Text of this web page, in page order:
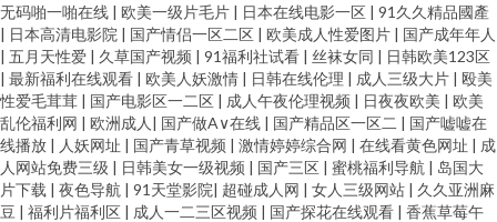
无码啪一啪在线 | 欧美一级片毛片 | 日本在线电影一区 | 91久久精品國產
| 日本高清电影院 | 国产情侣一区二区 | 欧美成人性爱图片 | 国产成年年人
| 五月天性爱 | 久草国产视频 | 91福利社试看 | 丝袜女同 | 日韩欧美123区
| 最新福利在线观看 | 欧美人妖激情 | 日韩在线伦理 | 成人三级大片 | 殴美
性爱毛茸茸 | 国产电影区一二区 | 成人午夜伦理视频 | 日夜夜欧美 | 欧美
乱伦福利网 | 欧洲成人 | 国产做A∨在线 | 国产精品区一区二 | 国产嘘嘘在
线播放 | 人妖网址 | 国产青草视频 | 激情婷婷综合网 | 在线看黄色网址 | 成
人网站免费三级 | 日韩美女一级视频 | 国产三区 | 蜜桃福利导航 | 岛国大
片下载 | 夜色导航 | 91天堂影院| 超碰成人网 | 女人三级网站 | 久久亚洲麻
豆 | 福利片福利区 | 成人一二三区视频 | 国产探花在线观看 | 香蕉草莓午